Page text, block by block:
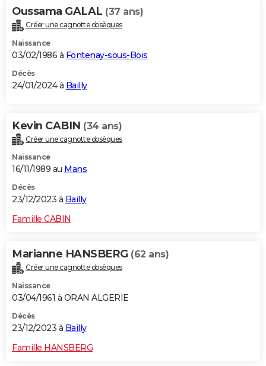
Oussama GALAL (37 ans)
Créer une cagnotte obsèques
Naissance
03/02/1986 à Fontenay-sous-Bois
Décès
24/01/2024 à Bailly
Kevin CABIN (34 ans)
Créer une cagnotte obsèques
Naissance
16/11/1989 au Mans
Décès
23/12/2023 à Bailly
Famille CABIN
Marianne HANSBERG (62 ans)
Créer une cagnotte obsèques
Naissance
03/04/1961 à ORAN ALGERIE
Décès
23/12/2023 à Bailly
Famille HANSBERG